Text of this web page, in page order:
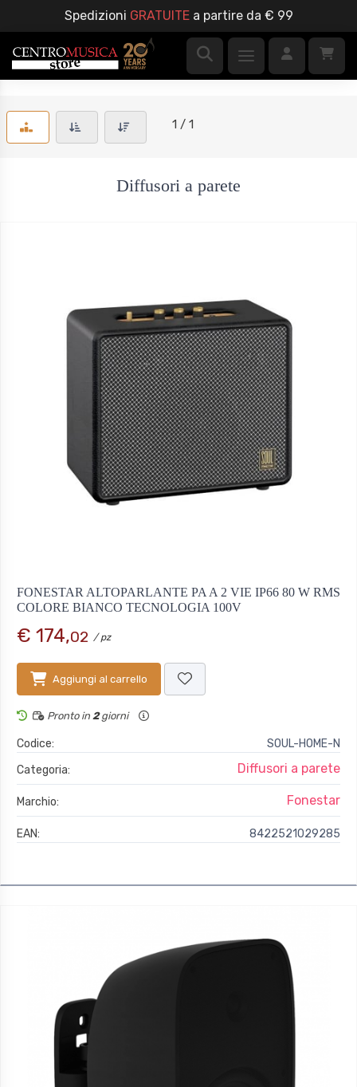
Spedizioni GRATUITEa partire da € 99
1 / 1
Diffusori a parete
FONESTAR ALTOPARLANTE PA A 2 VIE IP66 80 W RMS
COLORE BIANCO TECNOLOGIA 100V
€ 174,02 / pz
Aggiungi al carrello
Pronto in 2giorni
Codice:
SOUL-HOME-N
Categoria:
Diffusori a parete
Marchio: Fonestar
EAN: 8422521029285